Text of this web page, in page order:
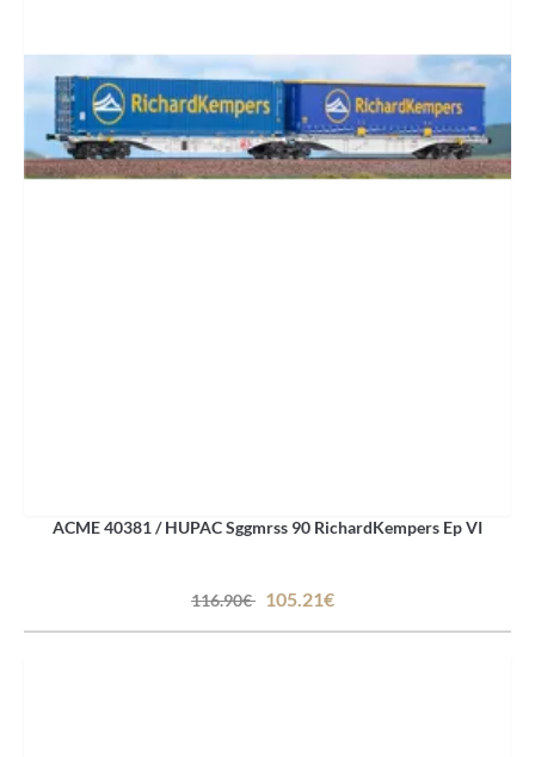
ACME 40381 / HUPAC Sggmrss 90 RichardKempers Ep VI
116.90€ 105.21€